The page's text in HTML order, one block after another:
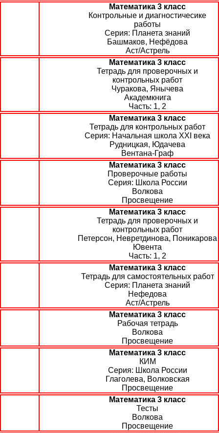
Математика 3 класс
Контрольные и диагностичесике
работы
Планета знаний
Башмаков, Нефёдова
Аст/Астрель
Математика 3 класс
Тетрадь для проверочных и
контрольных работ
Чуракова, Янычева
Академкнига
1, 2
Математика 3 класс
Тетрадь для контрольных работ
Начальная школа XXI века
Рудницкая, Юдачева
Вентана-Граф
Математика 3 класс
Проверочные работы
Школа России
Волкова
Просвещение
Математика 3 класс
Тетрадь для проверочных и
контрольных работ
Петерсон, Невретдинова, Поникарова
Ювента
1, 2
Математика 3 класс
Тетрадь для самостоятельных работ
Планета знаний
Нефедова
Аст/Астрель
Математика 3 класс
Рабочая тетрадь
Волкова
Просвещение
Математика 3 класс
КИМ
Школа России
Глаголева, Волковская
Просвещение
Математика 3 класс
Тесты
Волкова
Просвещение